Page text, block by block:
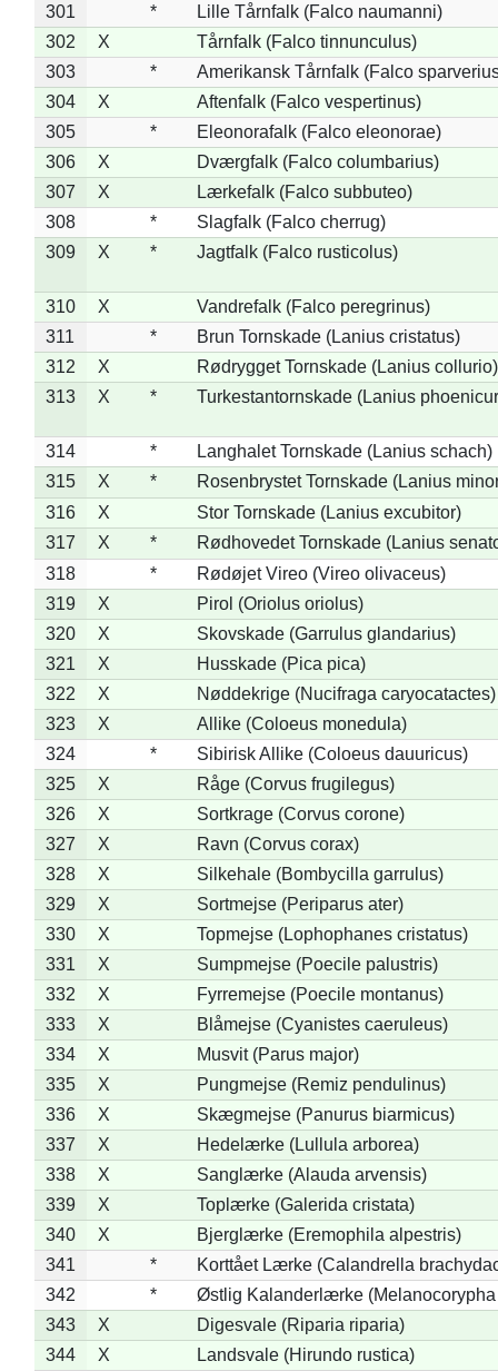
301
*
Lille Tårnfalk (Falco naumanni)
302
X
Tårnfalk (Falco tinnunculus)
303
*
Amerikansk Tårnfalk (Falco
304
X
Aftenfalk (Falco vespertinus)
305
*
Eleonorafalk (Falco eleonorae)
306
X
Dværgfalk (Falco columbarius)
307
X
Lærkefalk (Falco subbuteo)
308
*
Slagfalk (Falco cherrug)
309
X * Jagtfalk (Falco rusticolus)
310 X
Vandrefalk (Falco peregrinus)
311
*
Brun Tornskade (Lanius cristatus)
312
X
Rødrygget Tornskade (Lanius collurio)
313
X * Turkestantornskade (Lanius
314 *
Langhalet Tornskade (Lanius schach)
315
X *
Rosenbrystet Tornskade (Lanius
316
X
Stor Tornskade (Lanius excubitor)
317
X *
Rødhovedet Tornskade (Lanius
318
*
Rødøjet Vireo (Vireo olivaceus)
319
X
Pirol (Oriolus oriolus)
320
X
Skovskade (Garrulus glandarius)
321
X
Husskade (Pica pica)
322
X
Nøddekrige (Nucifraga caryocatactes)
323
X
Allike (Coloeus monedula)
324
*
Sibirisk Allike (Coloeus dauuricus)
325
X
Råge (Corvus frugilegus)
326
X
Sortkrage (Corvus corone)
327
X
Ravn (Corvus corax)
328
X
Silkehale (Bombycilla garrulus)
329
X
Sortmejse (Periparus ater)
330
X
Topmejse (Lophophanes cristatus)
331
X
Sumpmejse (Poecile palustris)
332
X
Fyrremejse (Poecile montanus)
333
X
Blåmejse (Cyanistes caeruleus)
334
X
Musvit (Parus major)
335
X
Pungmejse (Remiz pendulinus)
336
X
Skægmejse (Panurus biarmicus)
337
X
Hedelærke (Lullula arborea)
338
X
Sanglærke (Alauda arvensis)
339
X
Toplærke (Galerida cristata)
340
X
Bjerglærke (Eremophila alpestris)
341
*
Korttået Lærke (Calandrella
342
*
Østlig Kalanderlærke (Melanocorypha
343
X
Digesvale (Riparia riparia)
344
X Landsvale (Hirundo rustica)